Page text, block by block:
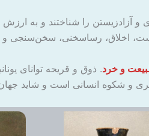
و آزادزیستن را شناختند و به
اخلاق، رساسخنی، سخن‌سنجی
و خرد. ذوق و قریحه توانای
و شکوه انسانی است و شاید جهان